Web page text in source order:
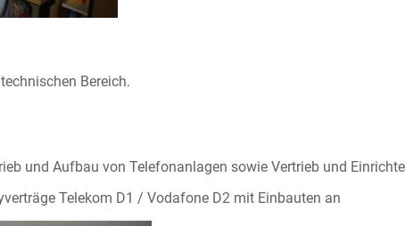
Bereich.
und Aufbau von Telefonanlagen sowie Vertrieb und
Telekom D1 / Vodafone D2 mit Einbauten an